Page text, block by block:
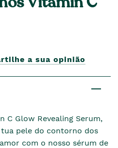
a sua opinião
C Glow Revealing Serum,
pele do contorno dos
com o nosso sérum de